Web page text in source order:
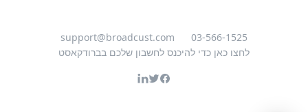
03-566-1525
support@broadcust.com
לחצו כאן כדי להיכנס לחשבון שלכם בברודקאסט